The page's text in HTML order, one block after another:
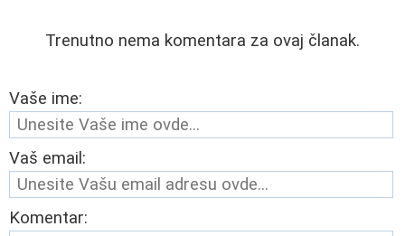
Trenutno nema komentara za ovaj članak.
Vaše ime:
Vaš email:
Komentar: